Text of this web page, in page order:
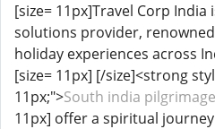
[size= 11px]Travel Corp India
solutions provider,
holiday experiences across
[size= 11px] [/size]<strong
11px;">South india
11px] offer a spiritual